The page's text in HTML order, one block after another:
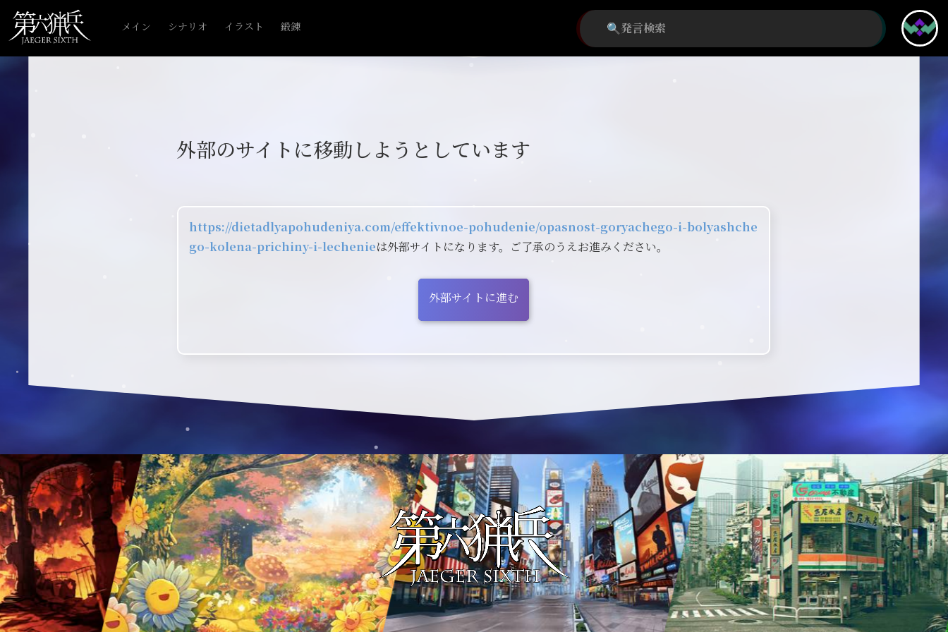
メイン シナリオ イラスト 鍛錬
外部のサイトに移動しようとしています
https://dietadlyapohudeniya.com/effektivnoe-pohudenie/opasnost-goryachego-i-bolyashche
go-kolena-prichiny-i-lechenieは外部サイトになります。ご了承のうえお進みください。
外部サイトに進む